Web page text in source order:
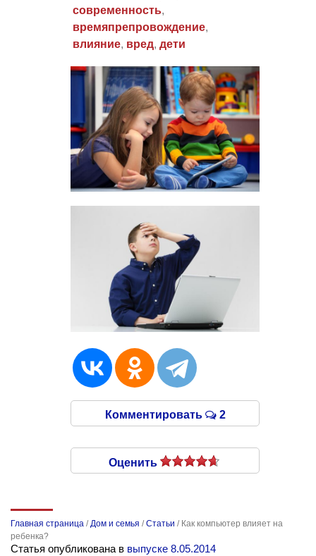
современность,
времяпрепровождение,
влияние, вред, дети
Комментировать 2
Оценить
Главная страница /Дом и семья /Статьи / Как компьютер влияет на
ребенка?
Статья опубликована в выпуске 8.05.2014